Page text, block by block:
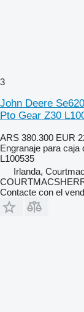
3
John Deere
Pto Gear Z30
ARS 380.300 EUR
Engranaje para caja
L100535
Irlanda,
Contacte con el